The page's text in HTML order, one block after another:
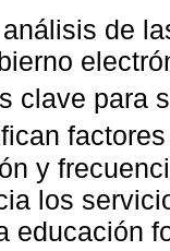
de
clave para
y
los
educación